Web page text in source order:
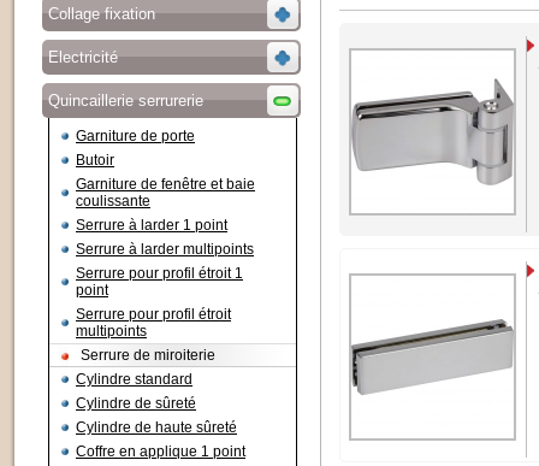
Collage fixation
Electricité
Quincaillerie serrurerie
Garniture de porte
Butoir
Garniture de fenêtre et baie
coulissante
Serrure à larder 1 point
Serrure à larder multipoints
Serrure pour profil étroit 1
point
Serrure pour profil étroit
multipoints
Serrure de miroiterie
Cylindre standard
Cylindre de sûreté
Cylindre de haute sûreté
Coffre en applique 1 point